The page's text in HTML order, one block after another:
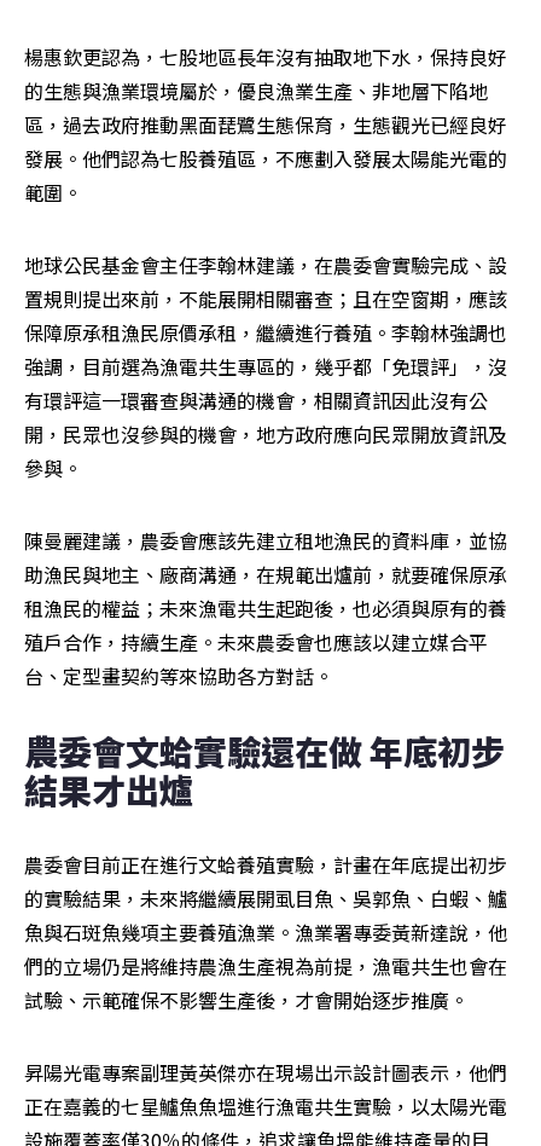
楊惠欽更認為，七股地區長年沒有抽取地下水，保持良好
的生態與漁業環境屬於，優良漁業生產、非地層下陷地
區，過去政府推動黑面琵鷺生態保育，生態觀光已經良好
發展。他們認為七股養殖區，不應劃入發展太陽能光電的
範圍。
地球公民基金會主任李翰林建議，在農委會實驗完成、設
置規則提出來前，不能展開相關審查；且在空窗期，應該
保障原承租漁民原價承租，繼續進行養殖。李翰林強調也
強調，目前選為漁電共生專區的，幾乎都「免環評」，沒
有環評這一環審查與溝通的機會，相關資訊因此沒有公
開，民眾也沒參與的機會，地方政府應向民眾開放資訊及
參與。
陳曼麗建議，農委會應該先建立租地漁民的資料庫，並協
助漁民與地主、廠商溝通，在規範出爐前，就要確保原承
租漁民的權益；未來漁電共生起跑後，也必須與原有的養
殖戶合作，持續生產。未來農委會也應該以建立媒合平
台、定型畫契約等來協助各方對話。
農委會文蛤實驗還在做 年底初步
結果才出爐
農委會目前正在進行文蛤養殖實驗，計畫在年底提出初步
的實驗結果，未來將繼續展開虱目魚、吳郭魚、白蝦、鱸
魚與石斑魚幾項主要養殖漁業。漁業署專委黃新達說，他
們的立場仍是將維持農漁生產視為前提，漁電共生也會在
試驗、示範確保不影響生產後，才會開始逐步推廣。
昇陽光電專案副理黃英傑亦在現場出示設計圖表示，他們
正在嘉義的七星鱸魚魚塭進行漁電共生實驗，以太陽光電
設施覆蓋率僅30％的條件，追求讓魚塭能維持產量的目